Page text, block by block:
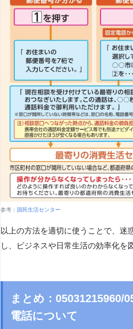
参考： 国民生活センター
以上の方法を適切に使うことで、迷
し、ビジネスや日常生活の効率化を
まとめ：05031215960/
電話について